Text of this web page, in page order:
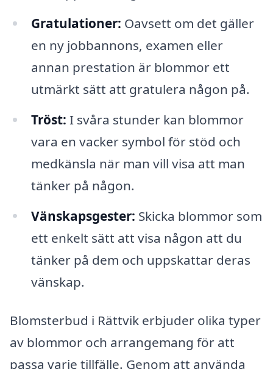
Gratulationer: Oavsett om det gäller
en ny jobbannons, examen eller
annan prestation är blommor ett
utmärkt sätt att gratulera någon på.
Tröst: I svåra stunder kan blommor
vara en vacker symbol för stöd och
medkänsla när man vill visa att man
tänker på någon.
Vänskapsgester: Skicka blommor som
ett enkelt sätt att visa någon att du
tänker på dem och uppskattar deras
vänskap.
Blomsterbud i Rättvik erbjuder olika typer
av blommor och arrangemang för att
passa varje tillfälle. Genom att använda